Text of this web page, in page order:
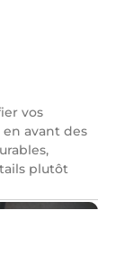
vos
avant des
plutôt